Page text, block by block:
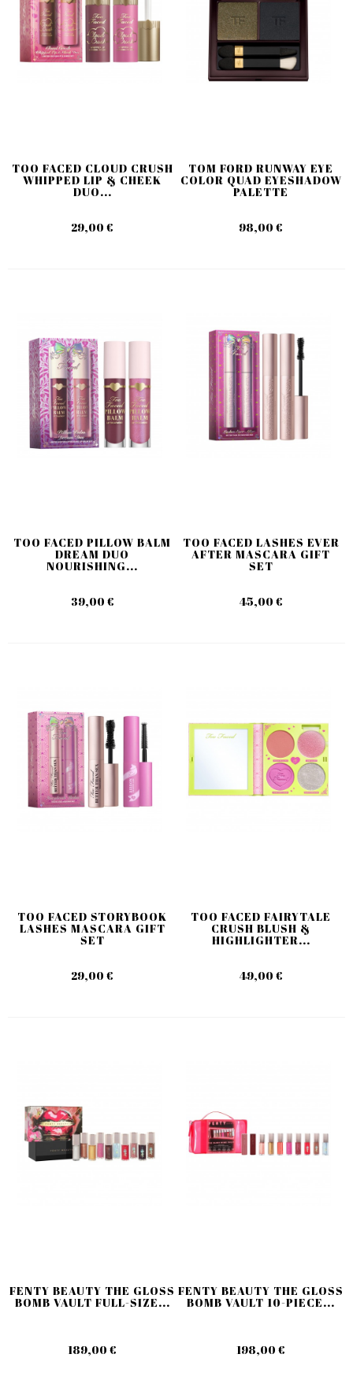
TOO FACED CLOUD CRUSH
WHIPPED LIP & CHEEK
DUO...
29,00 €
TOM FORD RUNWAY EYE
COLOR QUAD EYESHADOW
PALETTE
98,00 €
TOO FACED PILLOW BALM
DREAM DUO
NOURISHING...
39,00 €
TOO FACED LASHES EVER
AFTER MASCARA GIFT
SET
45,00 €
TOO FACED STORYBOOK
LASHES MASCARA GIFT
SET
29,00 €
TOO FACED FAIRYTALE
CRUSH BLUSH &
HIGHLIGHTER...
49,00 €
FENTY BEAUTY THE GLOSS
BOMB VAULT FULL-SIZE...
189,00 €
FENTY BEAUTY THE GLOSS
BOMB VAULT 10-PIECE...
198,00 €